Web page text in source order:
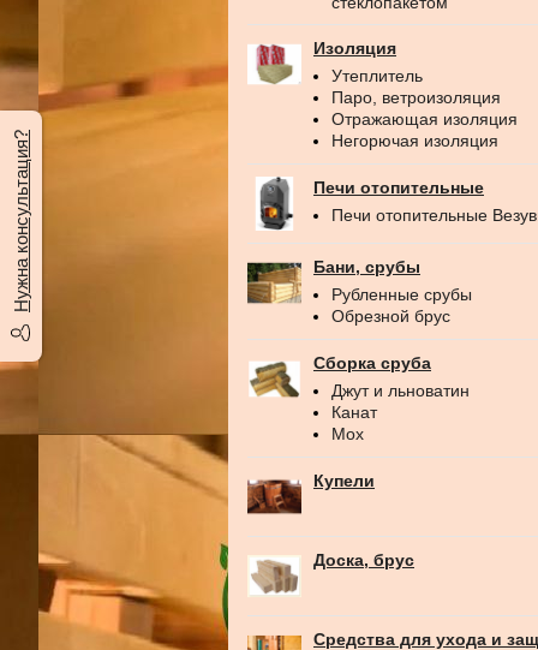
Изоляция
Утеплитель
Паро, ветроизоляция
Отражающая изоляция
Негорючая изоляция
Печи отопительные
Печи отопительные
Бани, срубы
Рубленные срубы
Обрезной брус
Сборка сруба
Джут и льноватин
Канат
Мох
Купели
Доска, брус
Средства для ухода и
Нужна консультация?